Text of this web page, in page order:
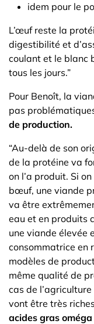
idem pour le
L’œuf reste la
digestibilité et
coulant et le blanc
tous les jours.”
Pour Benoît, la
pas
de production.
“Au-delà de son
de la protéine va
on l’a produit. Si
bœuf, une viande
va être
eau et en produits
une viande élevée
consommatrice en
modèles de
même qualité de
cas de
vont être très
acides gras oméga